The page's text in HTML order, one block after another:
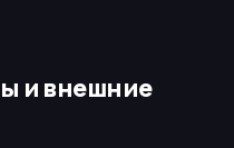
и внешние